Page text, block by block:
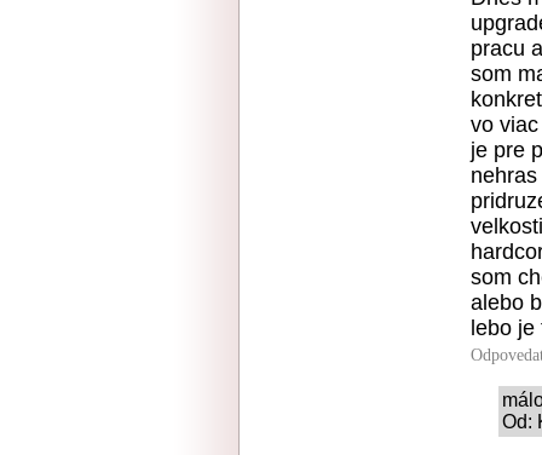
pracu
som
vo
je pre
som
alebo
lebo
Od: